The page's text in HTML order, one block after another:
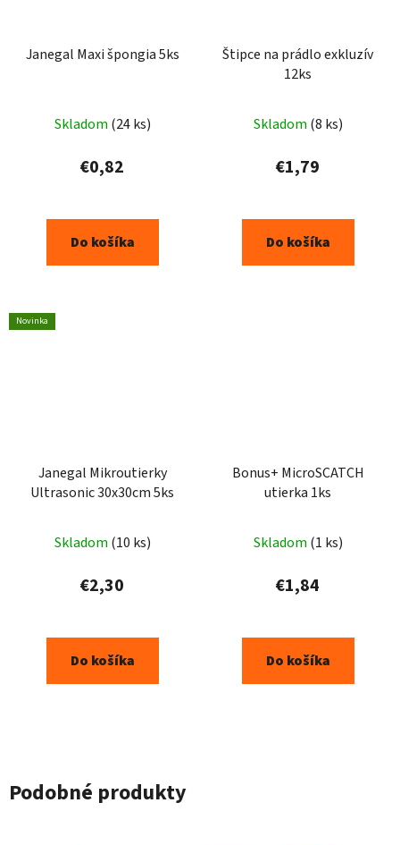
Janegal Maxi špongia 5ks
Skladom (24 ks)
€0,82
Do košíka
Štipce na prádlo exkluzív
12ks
Skladom (8 ks)
€1,79
Do košíka
Novinka
Janegal Mikroutierky
Ultrasonic 30x30cm 5ks
Skladom (10 ks)
€2,30
Do košíka
Bonus+ MicroSCATCH
utierka 1ks
Skladom (1 ks)
€1,84
Do košíka
Podobné produkty